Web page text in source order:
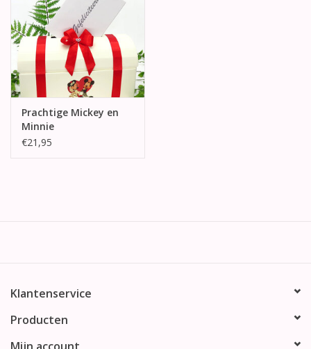
Prachtige Mickey en
Minnie
enveloppendoos
€21,95
Klantenservice
Producten